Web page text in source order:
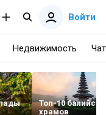
Войти
Недвижимость Чат
Топ-10
храмов